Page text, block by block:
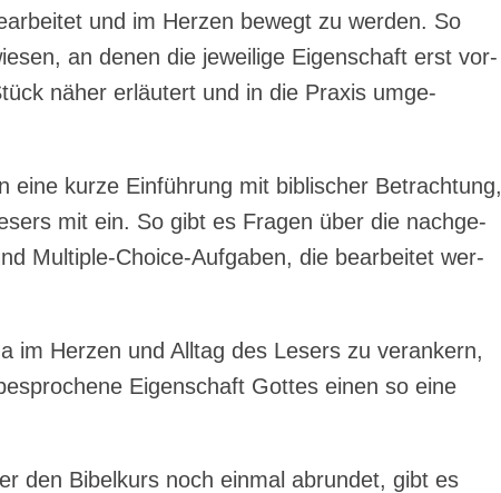
und im Her­zen bewegt zu wer­den. So
an denen die jewei­li­ge Eigen­schaft erst vor­
näher erläu­tert und in die Pra­xis umge­
eine kur­ze Ein­füh­rung mit bibli­scher Betrach­tung,
mit ein. So gibt es Fra­gen über die nach­ge­
Mul­ti­ple-Choice-Auf­ga­ben, die bear­bei­tet wer­
im Her­zen und All­tag des Lesers zu ver­an­kern,
Eigen­schaft Got­tes einen so eine
den Bibel­kurs noch ein­mal abrun­det, gibt es